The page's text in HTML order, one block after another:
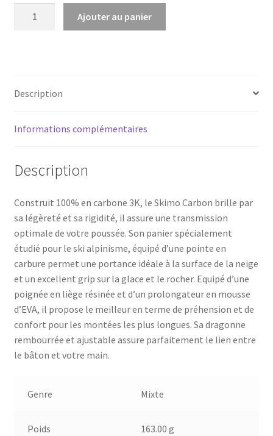
Ajouter au panier
Description
Informations complémentaires
Description
Construit 100% en carbone 3K, le Skimo Carbon brille par
sa légèreté et sa rigidité, il assure une transmission
optimale de votre poussée. Son panier spécialement
étudié pour le ski alpinisme, équipé d’une pointe en
carbure permet une portance idéale à la surface de la neige
et un excellent grip sur la glace et le rocher. Equipé d’une
poignée en liège résinée et d’un prolongateur en mousse
d’EVA, il propose le meilleur en terme de préhension et de
confort pour les montées les plus longues. Sa dragonne
rembourrée et ajustable assure parfaitement le lien entre
le bâton et votre main.
Genre Mixte
Poids 163.00 g